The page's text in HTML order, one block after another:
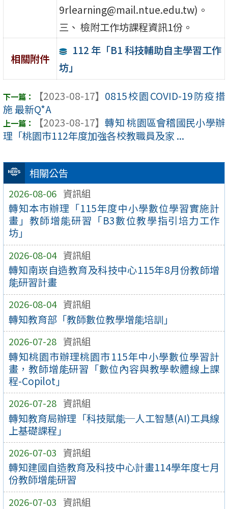
相關公告
2026-08-06 資訊組
轉知本市辦理「115年度中小學數位學習實施計
畫」教師增能研習「B3數位教學指引培力工作
坊」
2026-08-04 資訊組
轉知南崁自造教育及科技中心115年8月份教師增
能研習計畫
2026-08-04 資訊組
轉知教育部「教師數位教學增能培訓」
2026-07-28 資訊組
轉知桃園市辦理桃園市115年中小學數位學習計
畫，教師增能研習「數位內容與教學軟體線上課
程-Copilot」
2026-07-28 資訊組
轉知教育局辦理「科技賦能─人工智慧(AI)工具線
上基礎課程」
2026-07-03 資訊組
轉知建國自造教育及科技中心計畫114學年度七月
份教師增能研習
2026-07-03 資訊組
9rlearning@mail.ntue.edu.tw)。
三、 檢附工作坊課程資訊1份。
相關附件
112 年「B1 科技輔助自主學習工作
坊」
【2023-08-17】 0815校園COVID-19防疫措
施 最新Q*A
【2023-08-17】 轉知 桃園區會稽國民小學辦
理「桃園市112年度加強各校教職員及家 ...